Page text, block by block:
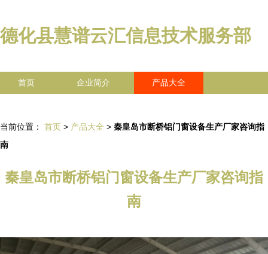
德化县慧谱云汇信息技术服务部
首页 企业简介 产品大全
当前位置： 首页 > 产品大全 > 秦皇岛市断桥铝门窗设备生产厂家咨询指
南
秦皇岛市断桥铝门窗设备生产厂家咨询指
南